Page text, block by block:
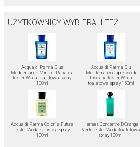
UŻYTKOWNICY WYBIERALI TEŻ
Acqua di Parma Blue
Mediterraneo Mirto di Panarea
tester Woda toaletowa spray
100ml
Acqua di Parma Blu
Mediterraneo Cipresso di
Toscana tester Woda
toaletowa spray 150ml
Acqua di Parma Colonia Futura
tester Woda kolońska spray
100ml
Hermes Concentre D'Orange
Verte tester Woda toaletowa
spray 100ml